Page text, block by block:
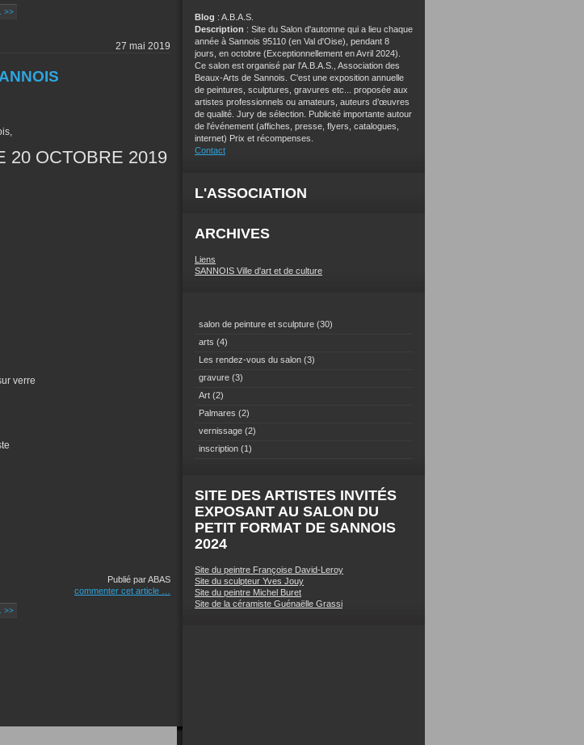
>>
27 mai 2019
20 OCTOBRE 2019
verre
Publié par ABAS
commenter cet article
>>
Blog : A.B.A.S.
Description : Site du Salon d'automne qui a lieu chaque
année à Sannois 95110 (en Val d'Oise), pendant 8
jours, en octobre (Exceptionnellement en Avril 2024).
Ce salon est organisé par l'A.B.A.S., Association des
Beaux-Arts de Sannois. C'est une exposition annuelle
de peintures, sculptures, gravures etc... proposée aux
artistes professionnels ou amateurs, auteurs d’œuvres
de qualité. Jury de sélection. Publicité importante autour
de l'événement (affiches, presse, flyers, catalogues,
internet) Prix et récompenses.
Contact
L'ASSOCIATION
ARCHIVES
Liens
SANNOIS Ville d'art et de culture
salon de peinture et sculpture (30)
arts (4)
Les rendez-vous du salon (3)
gravure (3)
Art (2)
Palmares (2)
vernissage (2)
inscription (1)
SITE DES ARTISTES INVITÉS
EXPOSANT AU SALON DU
PETIT FORMAT DE SANNOIS
2024
Site du peintre Françoise David-Leroy
Site du sculpteur Yves Jouy
Site du peintre Michel Buret
Site de la céramiste Guénaëlle Grassi